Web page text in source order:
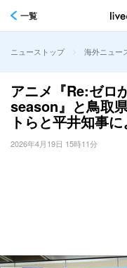
一覧
ニューストップ > 海外ニュー
アニメ『Re:ゼロ
season』と鳥取
トらと平井知事
2026年4月19日 15時11分